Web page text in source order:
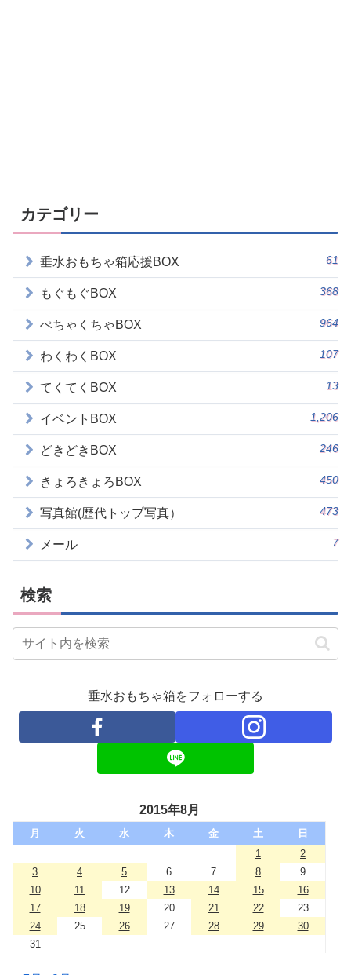
カテゴリー
垂水おもちゃ箱応援BOX 61
もぐもぐBOX 368
ぺちゃくちゃBOX 964
わくわくBOX 107
てくてくBOX 13
イベントBOX 1,206
どきどきBOX 246
きょろきょろBOX 450
写真館(歴代トップ写真） 473
メール 7
検索
垂水おもちゃ箱をフォローする
2015年8月
月 火 水 木 金 土
日
1
2
3
4 5 6 7 8
9
10
11 12 13 14 15
16
17
18 19 20 21 22
23
24
25 26 27 28 29
30
31